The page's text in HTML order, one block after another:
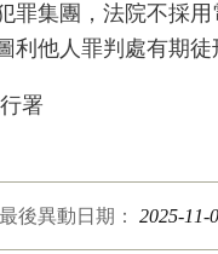
罪集團，法院不採
利他人罪判處有期
署
最後異動日期： 2025-11-